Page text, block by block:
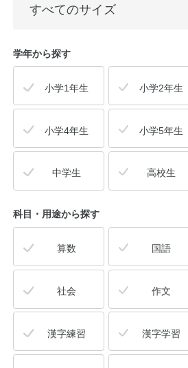
公式アカウント
学年から探す
小学1年生 小学2年生
小学4年生 小学5年生
中学生 高校生
科目・用途から探す
算数 国語
社会 作文
漢字練習 漢字学習